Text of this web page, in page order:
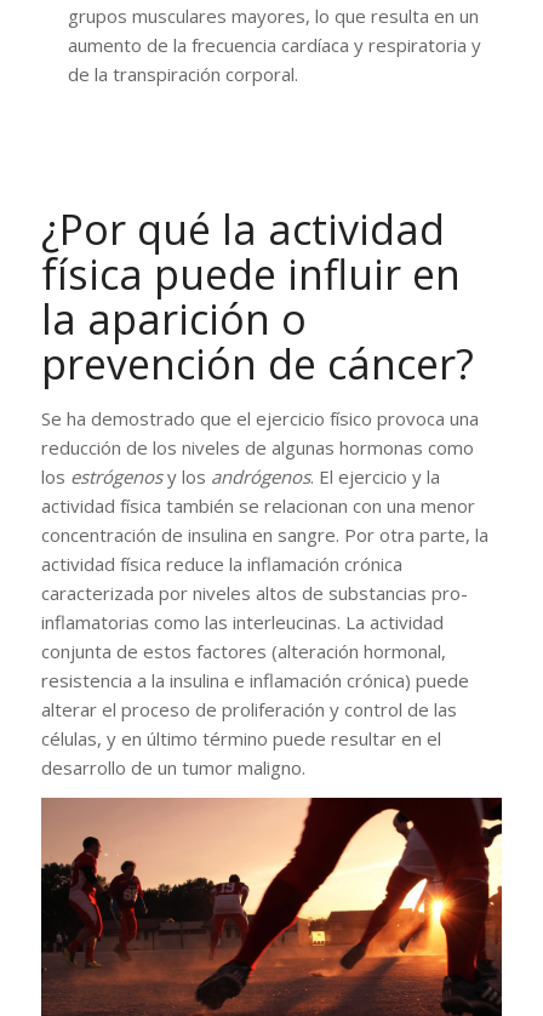
grupos musculares mayores, lo que resulta en un
aumento de la frecuencia cardíaca y respiratoria y
de la transpiración corporal.
¿Por qué la actividad
física puede influir en
la aparición o
prevención de cáncer?
Se ha demostrado que el ejercicio físico provoca una
reducción de los niveles de algunas hormonas como
los estrógenosy los andrógenos. El ejercicio y la
actividad física también se relacionan con una menor
concentración de insulina en sangre. Por otra parte, la
actividad física reduce la inflamación crónica
caracterizada por niveles altos de substancias pro-
inflamatorias como las interleucinas. La actividad
conjunta de estos factores (alteración hormonal,
resistencia a la insulina e inflamación crónica) puede
alterar el proceso de proliferación y control de las
células, y en último término puede resultar en el
desarrollo de un tumor maligno.